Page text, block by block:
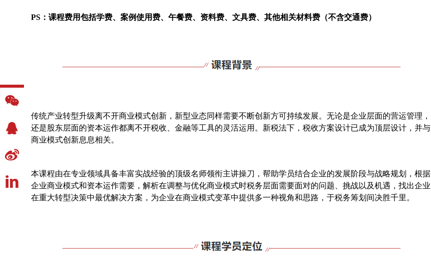
PS：课程费用包括学费、案例使用费、午餐费、资料费、文具费、其他相关材料费（不含交通费）
传统产业转型升级离不开商业模式创新，新型业态同样需要不断创新方可持续发展。无论是企业层面的营运管理，
还是股东层面的资本运作都离不开税收、金融等工具的灵活运用。新税法下，税收方案设计已成为顶层设计，并与
商业模式创新息息相关。
本课程由在专业领域具备丰富实战经验的顶级名师领衔主讲操刀，帮助学员结合企业的发展阶段与战略规划，根据
企业商业模式和资本运作需要，解析在调整与优化商业模式时税务层面需要面对的问题、挑战以及机遇，找出企业
在重大转型决策中最优解决方案， 为企业在商业模式变革中提供多一种视角和思路，于税务筹划间决胜千里。